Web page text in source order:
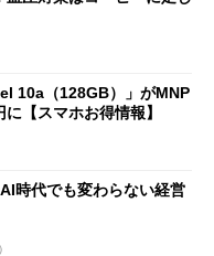
10a（128GB）」がMNP
【スマホお得情報】
時代でも変わらない経営